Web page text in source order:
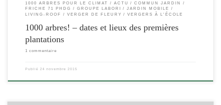
1000 ARBRES POUR LE CLIMAT ACTU
COMMUN JARDIN
FRICHE 71 PHDG
GROUPE LABORI
JARDIN MOBILE
LIVING-ROOF
VERGER DE FLEURY VERGERS À L'ÉCOLE
1000 arbres! – dates et lieux des premières
plantations
1 commentaire
Publié 24 novembre 2015